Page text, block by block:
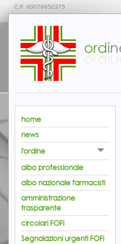
C.F. 80076650375
home
news
l'ordine
albo professionale
albo nazionale farmacisti
amministrazione
trasparente
circolari FOFI
Segnalazioni urgenti FOFI